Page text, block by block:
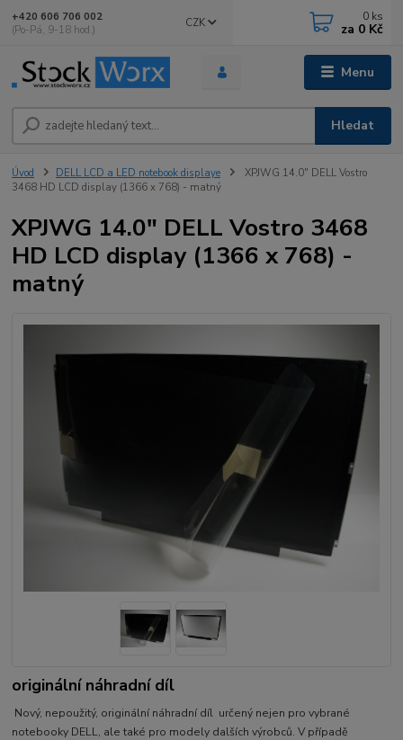
Menu
CZK
Hledat
+420 606 706 002
(Po-Pá, 9-18 hod.)
0 ks
za 0 Kč
Úvod DELL LCD a LED notebook displaye
XPJWG 14.0" DELL Vostro
3468 HD LCD display (1366 x 768) - matný
XPJWG 14.0" DELL Vostro 3468
HD LCD display (1366 x 768) -
matný
originální náhradní díl
Nový, nepoužitý, originální náhradní díl určený nejen pro vybrané
notebooky DELL, ale také pro modely dalších výrobců. V případě